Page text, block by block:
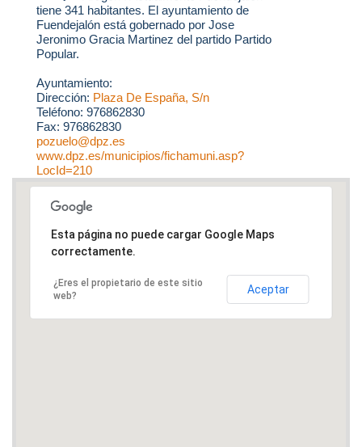
tiene 341 habitantes. El ayuntamiento de
Fuendejalón está gobernado por Jose
Jeronimo Gracia Martinez del partido Partido
Popular.
Ayuntamiento:
Dirección: Plaza De España, S/n
Teléfono: 976862830
Fax: 976862830
pozuelo@dpz.es
www.dpz.es/municipios/fichamuni.asp?
LocId=210
Esta página no puede cargar Google Maps
correctamente.
¿Eres el propietario de este sitio
web?
Aceptar